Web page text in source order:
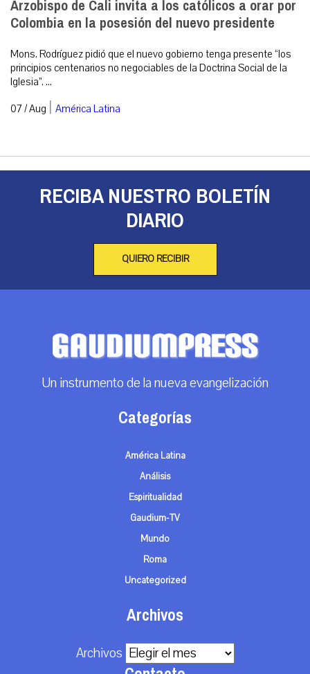
Arzobispo de Cali invita a los católicos a orar por
Colombia en la posesión del nuevo presidente
Mons. Rodríguez pidió que el nuevo gobierno tenga presente “los
principios centenarios no negociables de la Doctrina Social de la
Iglesia”. ...
07 / Aug | América Latina
RECIBA NUESTRO BOLETÍN
DIARIO
QUIERO RECIBIR
Un instrumento de la nueva evangelización
Categorías
América Latina
Análisis
Espiritualidad
Gaudium-TV
Mundo
Roma
Uncategorized
Archivos
Archivos